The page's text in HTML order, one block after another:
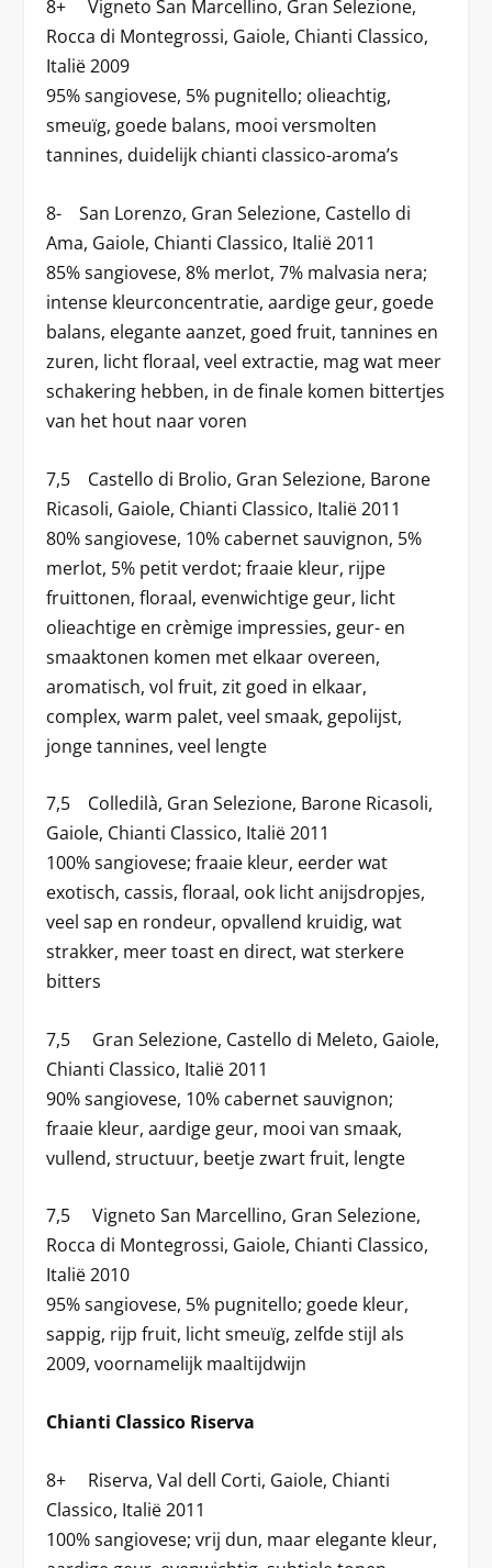
8+ Vigneto San Marcellino, Gran Selezione,
Rocca di Montegrossi, Gaiole, Chianti Classico,
Italië 2009
95% sangiovese, 5% pugnitello; olieachtig,
smeuïg, goede balans, mooi versmolten
tannines, duidelijk chianti classico-aroma’s
8- San Lorenzo, Gran Selezione, Castello di
Ama, Gaiole, Chianti Classico, Italië 2011
85% sangiovese, 8% merlot, 7% malvasia nera;
intense kleurconcentratie, aardige geur, goede
balans, elegante aanzet, goed fruit, tannines en
zuren, licht floraal, veel extractie, mag wat meer
schakering hebben, in de finale komen bittertjes
van het hout naar voren
7,5 Castello di Brolio, Gran Selezione, Barone
Ricasoli, Gaiole, Chianti Classico, Italië 2011
80% sangiovese, 10% cabernet sauvignon, 5%
merlot, 5% petit verdot; fraaie kleur, rijpe
fruittonen, floraal, evenwichtige geur, licht
olieachtige en crèmige impressies, geur- en
smaaktonen komen met elkaar overeen,
aromatisch, vol fruit, zit goed in elkaar,
complex, warm palet, veel smaak, gepolijst,
jonge tannines, veel lengte
7,5 Colledilà, Gran Selezione, Barone Ricasoli,
Gaiole, Chianti Classico, Italië 2011
100% sangiovese; fraaie kleur, eerder wat
exotisch, cassis, floraal, ook licht anijsdropjes,
veel sap en rondeur, opvallend kruidig, wat
strakker, meer toast en direct, wat sterkere
bitters
7,5 Gran Selezione, Castello di Meleto, Gaiole,
Chianti Classico, Italië 2011
90% sangiovese, 10% cabernet sauvignon;
fraaie kleur, aardige geur, mooi van smaak,
vullend, structuur, beetje zwart fruit, lengte
7,5 Vigneto San Marcellino, Gran Selezione,
Rocca di Montegrossi, Gaiole, Chianti Classico,
Italië 2010
95% sangiovese, 5% pugnitello; goede kleur,
sappig, rijp fruit, licht smeuïg, zelfde stijl als
2009, voornamelijk maaltijdwijn
Chianti Classico Riserva
8+ Riserva, Val dell Corti, Gaiole, Chianti
Classico, Italië 2011
100% sangiovese; vrij dun, maar elegante kleur,